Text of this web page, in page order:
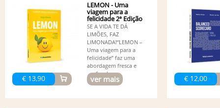
€ 13,90
LEMON - Uma
viagem para a
felicidade 2ª Edição
SE A VIDA TE DÁ
LIMÕES, FAZ
LIMONADA!“LEMON –
Uma viagem para a
felicidade” faz uma
abordagem fresca e
profunda...
ver mais € 12,00